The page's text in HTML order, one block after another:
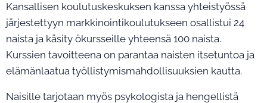
Kansallisen koulutuskeskuksen kanssa yhteistyössä
järjestettyyn markkinointikoulutukseen osallistui 24
naista ja käsity ökursseille yhteensä 100 naista.
Kurssien tavoitteena on parantaa naisten itsetuntoa ja
elämänlaatua työllistymismahdollisuuksien kautta.
Naisille tarjotaan myös psykologista ja hengellistä